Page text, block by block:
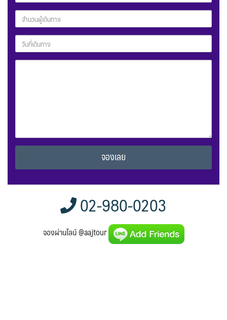
Alternative:
02-980-0203
จองผ่านไลน์ @aajtour